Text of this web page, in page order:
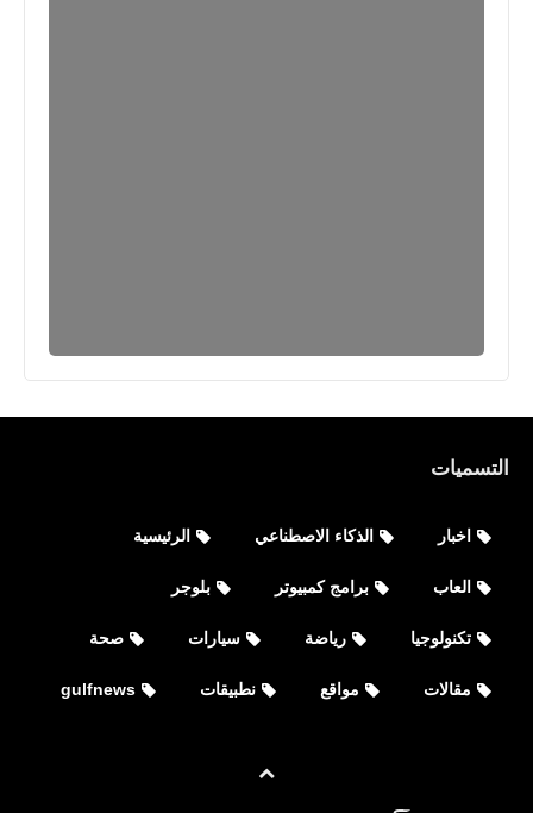
التسميات
اخبار الذكاء الاصطناعي الرئيسية
العاب برامج كمبيوتر بلوجر
تكنولوجيا رياضة سيارات صحة
مقالات مواقع نطبيقات gulfnews